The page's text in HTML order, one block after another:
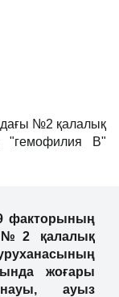
№2 қалалық
"гемофилия В"
факторының
№2 қалалық
жоғары
ауыз